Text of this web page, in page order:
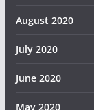
August 2020
July 2020
June 2020
May 2020